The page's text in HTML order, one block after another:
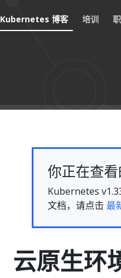
Kubernetes 博客 培训
你正在查
Kubernetes
文档，请点击 最
云原生环